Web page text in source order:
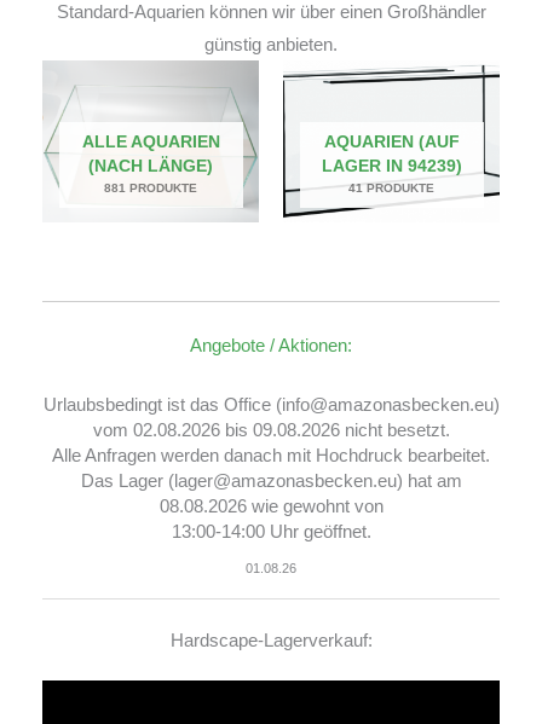
Standard-Aquarien können wir über einen Großhändler
günstig anbieten.
ALLE AQUARIEN
(NACH LÄNGE)
881 PRODUKTE
AQUARIEN (AUF
LAGER IN 94239)
41 PRODUKTE
Angebote / Aktionen:
Urlaubsbedingt ist das Office (info@amazonasbecken.eu)
vom 02.08.2026 bis 09.08.2026 nicht besetzt.
Alle Anfragen werden danach mit Hochdruck bearbeitet.
Das Lager (lager@amazonasbecken.eu) hat am
08.08.2026 wie gewohnt von
13:00-14:00 Uhr geöffnet.
01.08.26
Hardscape-Lagerverkauf: